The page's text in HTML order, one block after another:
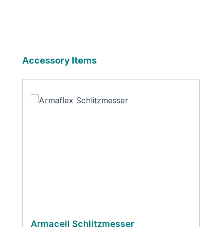
Produktgalerie überspringen
Accessory Items
Armacell Schlitzmesser